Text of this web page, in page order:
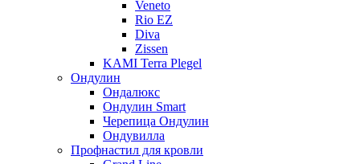
Veneto
Rio EZ
Diva
Zissen
KAMI Terra Plegel
Ондулин
Ондалюкс
Ондулин Smart
Черепица Ондулин
Ондувилла
Профнастил для кровли